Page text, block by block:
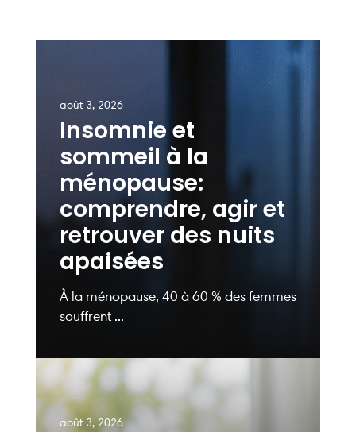
août 3, 2026
Insomnie et
sommeil à la
ménopause:
comprendre, agir et
retrouver des nuits
apaisées
À la ménopause, 40 à 60 % des femmes
souffrent ...
août 3, 2026